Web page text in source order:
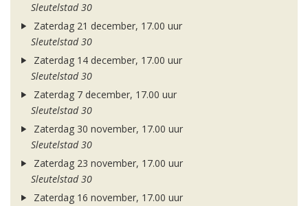
Sleutelstad 30
Zaterdag 21 december, 17.00 uur
Sleutelstad 30
Zaterdag 14 december, 17.00 uur
Sleutelstad 30
Zaterdag 7 december, 17.00 uur
Sleutelstad 30
Zaterdag 30 november, 17.00 uur
Sleutelstad 30
Zaterdag 23 november, 17.00 uur
Sleutelstad 30
Zaterdag 16 november, 17.00 uur